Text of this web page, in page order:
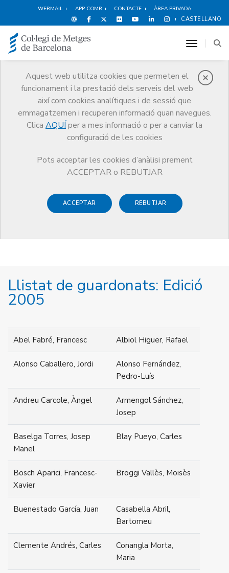
WEBMAIL APP COMB CONTACTE ÀREA PRIVADA
CASTELLANO
Aquest web utilitza cookies que permeten el
funcionament i la prestació dels serveis del web
així com cookies analítiques i de sessió que
emmagatzemen i recuperen informació quan navegues.
Clica AQUÍ per a mes informació o per a canviar la
configuració de les cookies
Pots acceptar les cookies d’anàlisi prement
ACCEPTAR o REBUTJAR
ACCEPTAR REBUTJAR
toggle
Premis
Premis Premis Edició 2005
Premis Edició 2005
Llistat de guardonats: Edició
2005
Abel Fabré, Francesc Albiol Higuer, Rafael
Alonso Caballero, Jordi
Alonso Fernández,
Pedro-Luís
Andreu Carcole, Àngel
Armengol Sánchez,
Josep
Baselga Torres, Josep
Manel
Blay Pueyo, Carles
Bosch Aparici, Francesc-
Xavier
Broggi Vallès, Moisès
Buenestado García, Juan
Casabella Abril,
Bartomeu
Clemente Andrés, Carles
Conangla Morta,
Maria